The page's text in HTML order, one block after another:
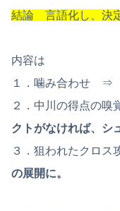
結論 言語化し、決
内容は
１．噛み合わせ ⇒
２．中川の得点の
クトがなければ、シ
３．狙われたクロ
の展開に。